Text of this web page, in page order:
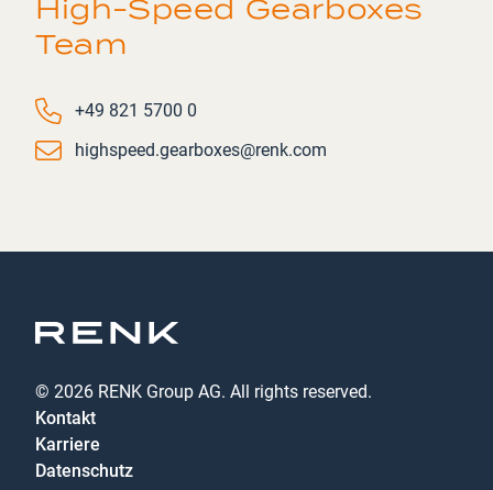
High-Speed Gearboxes
Team
Phone number
+49 821 5700 0
Email
highspeed.gearboxes@renk.com
© 2026 RENK Group AG. All rights reserved.
Kontakt
Karriere
Datenschutz